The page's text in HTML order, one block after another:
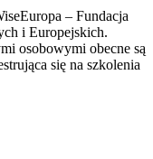
– Fundacja
i Europejskich.
osobowymi obecne są
się na szkolenia